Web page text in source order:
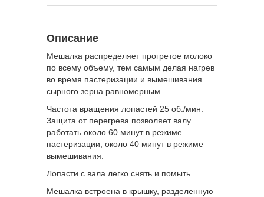
Описание
Мешалка распределяет прогретое молоко
по всему объему, тем самым делая нагрев
во время пастеризации и вымешивания
сырного зерна равномерным.
Частота вращения лопастей 25 об./мин.
Защита от перегрева позволяет валу
работать около 60 минут в режиме
пастеризации, около 40 минут в режиме
вымешивания.
Лопасти с вала легко снять и помыть.
Мешалка встроена в крышку, разделенную